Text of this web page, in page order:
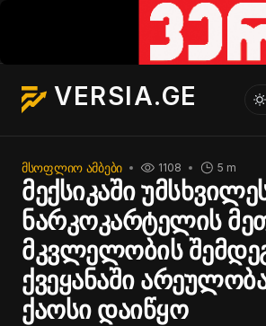
VERSIA.GE
ᲛᲡᲝᲤᲚᲘᲝ ᲐᲛᲑᲔᲑᲘ 5 m
1108
მექსიკაში
ნარკოკარტელის
მკვლელობის
ქვეყანაში
ქაოსი დაიწყო